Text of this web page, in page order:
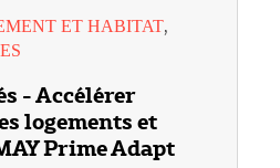
ET HABITAT,
- Accélérer
logements et
Prime Adapt